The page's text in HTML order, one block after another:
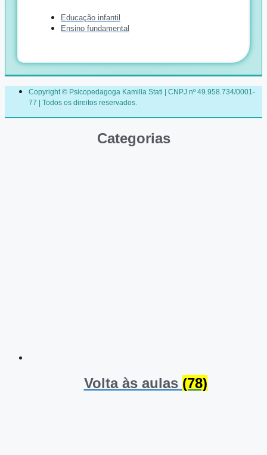
Educação infantil
Ensino fundamental
Copyright © Psicopedagoga Kamilla Stati | CNPJ nº 49.958.734/0001-
77 | Todos os direitos reservados.
Categorias
Volta às aulas (78)